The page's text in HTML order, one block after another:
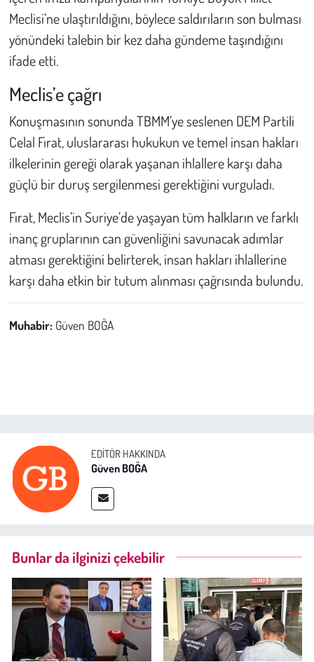
Meclisi’ne ulaştırıldığını, böylece saldırıların son bulması
yönündeki talebin bir kez daha gündeme taşındığını
ifade etti.
Meclis’e çağrı
Konuşmasının sonunda TBMM’ye seslenen DEM Partili
Celal Fırat, uluslararası hukukun ve temel insan hakları
ilkelerinin gereği olarak yaşanan ihlallere karşı daha
güçlü bir duruş sergilenmesi gerektiğini vurguladı.
Fırat, Meclis’in Suriye’de yaşayan tüm halkların ve farklı
inanç gruplarının can güvenliğini savunacak adımlar
atması gerektiğini belirterek, insan hakları ihlallerine
karşı daha etkin bir tutum alınması çağrısında bulundu.
Muhabir: Güven BOĞA
EDITÖR HAKKINDA
Güven BOĞA
Bunlar da ilginizi çekebilir